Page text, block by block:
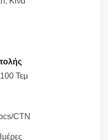
100 Τεμ
CTN